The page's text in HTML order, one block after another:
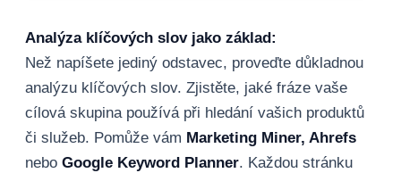
Analýza klíčových slov jako základ:
Než napíšete jediný odstavec, proveďte důkladnou
analýzu klíčových slov. Zjistěte, jaké fráze vaše
cílová skupina používá při hledání vašich produktů
či služeb. Pomůže vám Marketing Miner, Ahrefs
nebo Google Keyword Planner. Každou stránku